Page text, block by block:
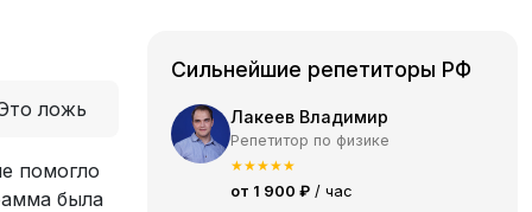
ложь
помогло
была
Сильнейшие репетиторы РФ
Лакеев Владимир
Репетитор по физике
★★★★★
от 1 900 ₽ / час